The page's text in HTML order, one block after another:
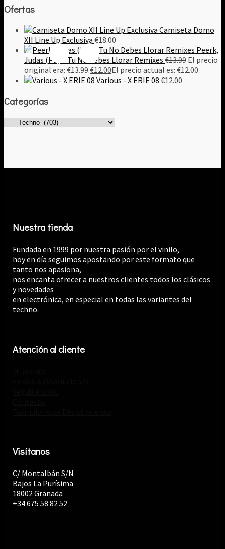
Ofertas
Camiseta Domo
XII Line Up Exclusiva €18.00
Peerk,
Judas (PE) – Tu No Debes Llorar Remixes €13.99 El precio
original era: €13.99.€12.00El precio actual es: €12.00.
Various - X ERIE 08 €12.00
Categorías
Nuestra tienda
Fundada en 1999 por nuestra pasión por el vinilo,
hoy en día seguimos apostando por este formato que
tanto nos apasiona,
nos encanta ofrecer a nuestros clientes todos los clásicos
y novedades
en electrónica, en especial en todas las variantes del
techno.
Atención al cliente
Visítanos
C/ Montalbán S/N
Bajos La Purísima
18002 Granada
+34 675 58 82 52